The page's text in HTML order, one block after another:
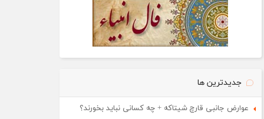
جدیدترین ها
عوارض جانبی قارچ شیتاکه + چه کسانی نباید بخورند؟